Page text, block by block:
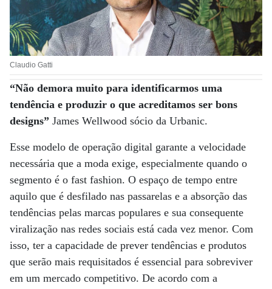
Claudio Gatti
“Não demora muito para identificarmos uma
tendência e produzir o que acreditamos ser bons
designs” James Wellwood sócio da Urbanic.
Esse modelo de operação digital garante a velocidade
necessária que a moda exige, especialmente quando o
segmento é o fast fashion. O espaço de tempo entre
aquilo que é desfilado nas passarelas e a absorção das
tendências pelas marcas populares e sua consequente
viralização nas redes sociais está cada vez menor. Com
isso, ter a capacidade de prever tendências e produtos
que serão mais requisitados é essencial para sobreviver
em um mercado competitivo. De acordo com a